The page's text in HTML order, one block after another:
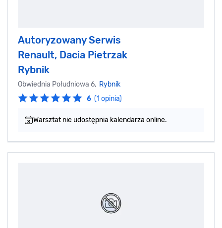
Autoryzowany Serwis
Renault, Dacia Pietrzak
Rybnik
Obwiednia Południowa 6, Rybnik
6 (1 opinia)
Warsztat nie udostępnia kalendarza online.